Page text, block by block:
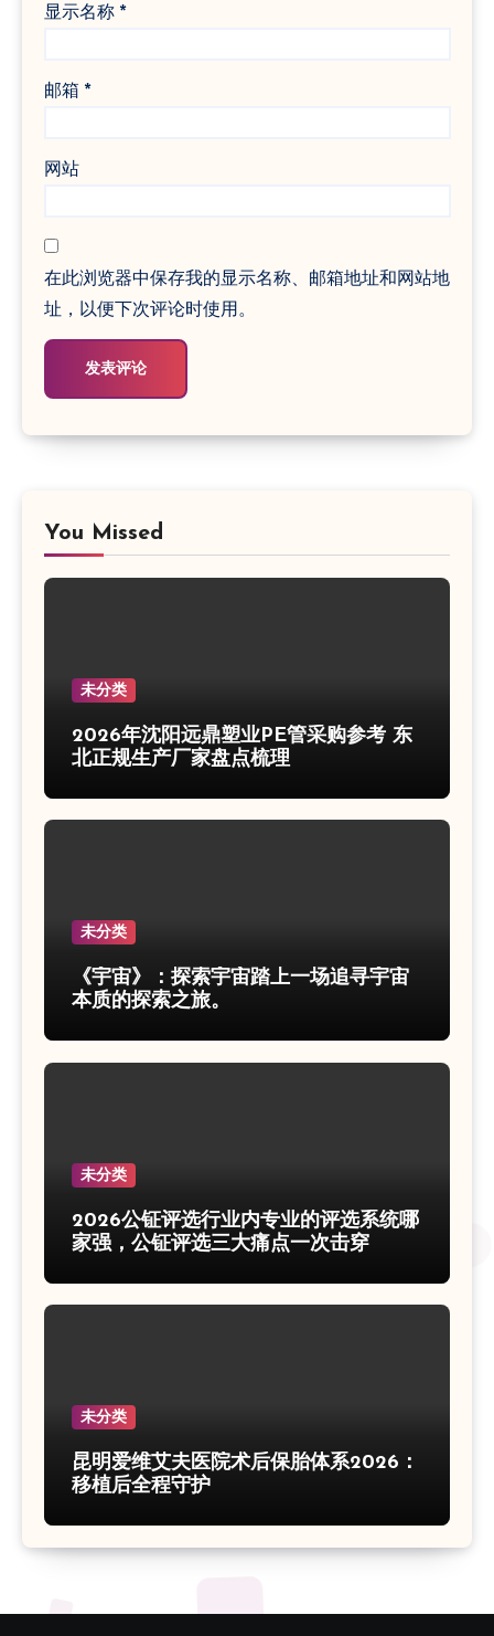
显示名称 *
邮箱 *
网站
在此浏览器中保存我的显示名称、邮箱地址和网站地
址，以便下次评论时使用。
You Missed
未分类
2026年沈阳远鼎塑业PE管采购参考 东
北正规生产厂家盘点梳理
未分类
《宇宙》：探索宇宙踏上一场追寻宇宙
本质的探索之旅。
未分类
2026公钲评选行业内专业的评选系统哪
家强，公钲评选三大痛点一次击穿
未分类
昆明爱维艾夫医院术后保胎体系2026：
移植后全程守护